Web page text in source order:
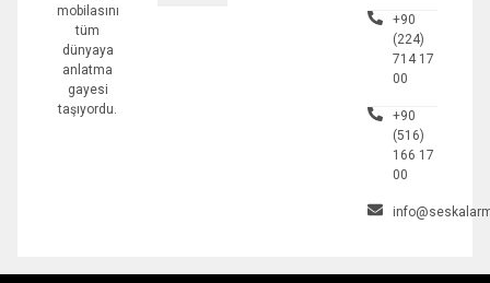
mobilasını
tüm
dünyaya
anlatma
gayesi
taşıyordu.
+90
(224)
714 17
00
+90
(516)
166 17
00